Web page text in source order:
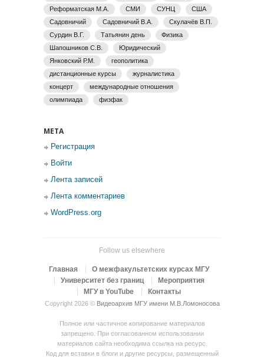
Реформатская М.А.
СМИ СУНЦ
США
Садовничий
Садовничий В.А.
Скулачёв В.П.
Сурдин В.Г.
Татьянин день
Физика
Шапошников С.В.
Юридический
Янковский Р.М.
геополитика
дистанционные курсы
журналистика
концерт
международные отношения
олимпиада
физфак
МЕТА
Регистрация
Войти
Лента записей
Лента комментариев
WordPress.org
Follow us elsewhere
Главная
О межфакультетских курсах МГУ
Университет без границ
Мероприятия
МГУ в YouTube
Контакты
Copyright 2026 © Видеоархив МГУ имени М.В.Ломоносова
Полное или частичное копирование материалов
запрещено. При согласованном использовании
материалов сайта необходима ссылка на ресурс.
Код для вставки в блоги и другие ресурсы, размещенный